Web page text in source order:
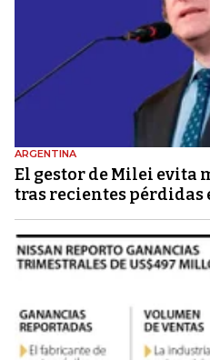
ARGENTINA
El gestor de Milei evita
tras recientes pérdidas